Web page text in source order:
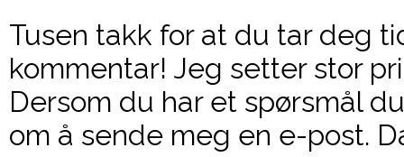
Tusen takk for at du tar deg
kommentar! Jeg setter stor
Dersom du har et spørsmål
om å sende meg en e-post.